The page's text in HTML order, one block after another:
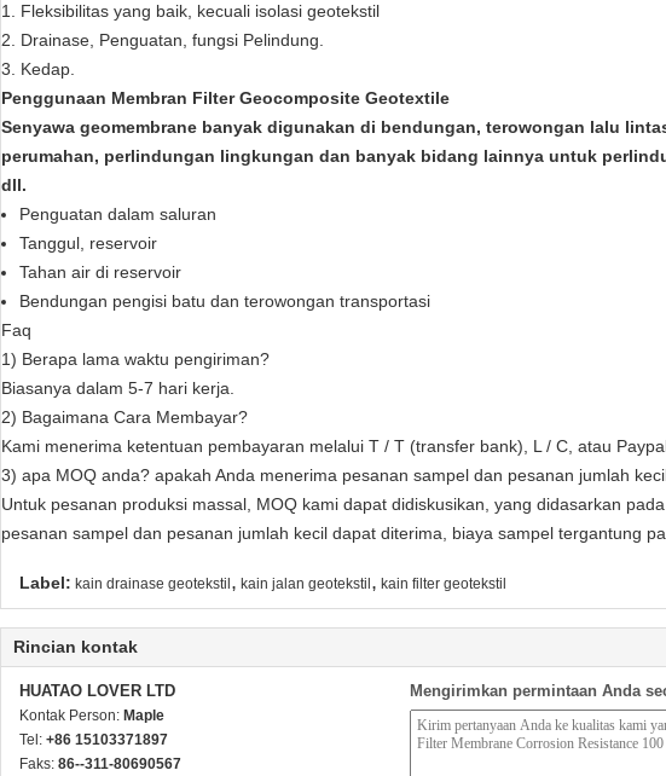
1. Fleksibilitas yang baik, kecuali isolasi geotekstil
2. Drainase, Penguatan, fungsi Pelindung.
3. Kedap.
Penggunaan Membran Filter Geocomposite Geotextile
Senyawa geomembrane banyak digunakan di bendungan, terowongan lalu
perumahan, perlindungan lingkungan dan banyak bidang lainnya untuk
dll.
Penguatan dalam saluran
Tanggul, reservoir
Tahan air di reservoir
Bendungan pengisi batu dan terowongan transportasi
Faq
1) Berapa lama waktu pengiriman?
Biasanya dalam 5-7 hari kerja.
2) Bagaimana Cara Membayar?
Kami menerima ketentuan pembayaran melalui T / T (transfer bank), L / C, atau
3) apa MOQ anda? apakah Anda menerima pesanan sampel dan pesanan jumlah
Untuk pesanan produksi massal, MOQ kami dapat didiskusikan, yang didasarkan
pesanan sampel dan pesanan jumlah kecil dapat diterima, biaya sampel tergantung
Label: kain drainase geotekstil , kain jalan geotekstil , kain filter geotekstil
Rincian kontak
HUATAO LOVER LTD
Kontak Person: Maple
Tel: +86 15103371897
Faks: 86--311-80690567
Mengirimkan permintaan Anda